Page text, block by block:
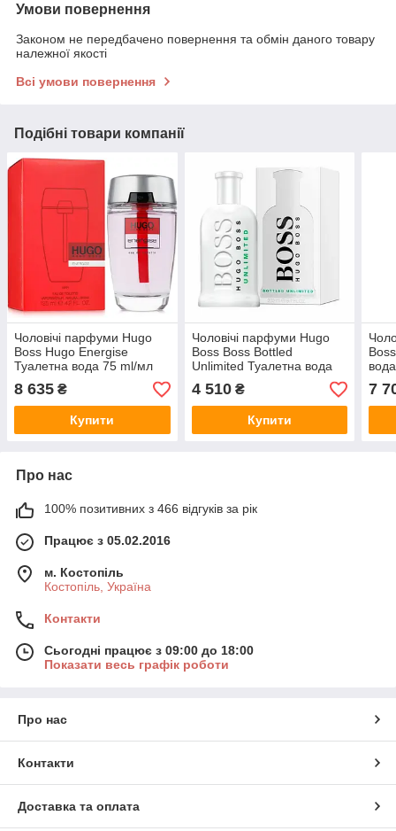
Умови повернення
Законом не передбачено повернення та обмін даного товару
належної якості
Всі умови повернення
Подібні товари компанії
Чоловічі парфуми Hugo
Boss Hugo Energise
Туалетна вода 75 ml/мл
8 635 ₴
Купити
Чоловічі парфуми Hugo
Boss Boss Bottled
Unlimited Туалетна вода
200 ml/мл
4 510₴
Купити
7
Про нас
100% позитивних з 466 відгуків за рік
Працює з 05.02.2016
м. Костопіль
Костопіль, Україна
Контакти
Сьогодні працює з 09:00 до 18:00
Показати весь графік роботи
Про нас
Контакти
Доставка та оплата